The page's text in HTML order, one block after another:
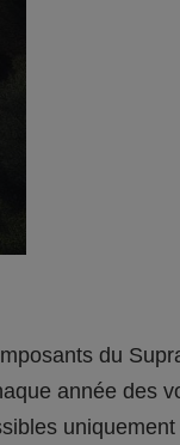
du
année des